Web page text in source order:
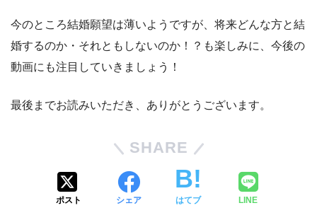
今のところ結婚願望は薄いようですが、将来どんな方と結
婚するのか・それともしないのか！？も楽しみに、今後の
動画にも注目していきましょう！
最後までお読みいただき、ありがとうございます。
SHARE
ポスト シェア はてブ LINE